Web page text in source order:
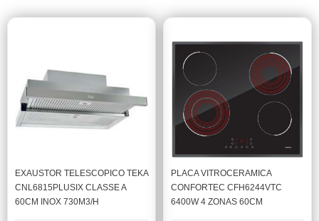
EXAUSTOR TELESCOPICO TEKA
CNL6815PLUSIX CLASSE A
60CM INOX 730M3/H
PLACA VITROCERAMICA
CONFORTEC CFH6244VTC
6400W 4 ZONAS 60CM